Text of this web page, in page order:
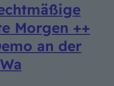
Morgen ++
an der